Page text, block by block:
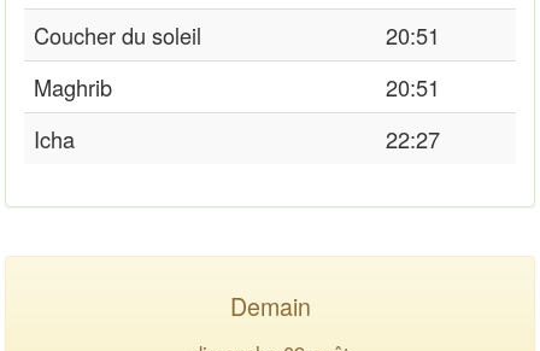
Coucher du soleil
20:51
Maghrib
20:51
Icha
22:27
Demain